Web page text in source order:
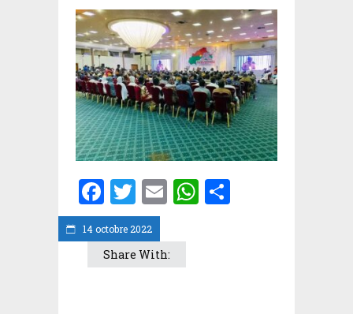
14 octobre 2022
Facebook
Twitter
EmailWhatsApp
Share With: